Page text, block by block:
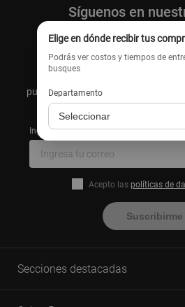
Síguenos en
publicidad y promociones
mail.
Ingresa tu correo
Acepto las políticas de
Suscribirme
Secciones destacadas
Elige en dónde recibir tus
Podrás ver costos y tiempos de
busques
Departamento